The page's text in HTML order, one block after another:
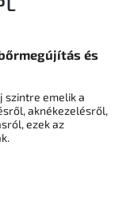
és
szintre emelik a
aknékezelésről,
ezek az